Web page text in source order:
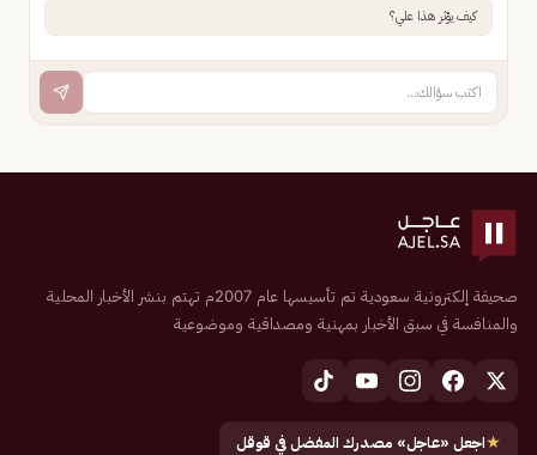
كيف يؤثر هذا علي؟
صحيفة إلكترونية سعودية تم تأسيسها عام 2007م تهتم بنشر الأخبار المحلية
والمنافسة في سبق الأخبار بمهنية ومصداقية وموضوعية
★اجعل «عاجل» مصدرك المفضل في قوقل